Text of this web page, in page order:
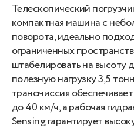
Телескопический
компактная машина с
поворота, идеально
ограниченных
штабелировать на высоту
полезную нагрузку 3,5
трансмиссия
до 40 км/ч, а рабочая
Sensing гарантирует